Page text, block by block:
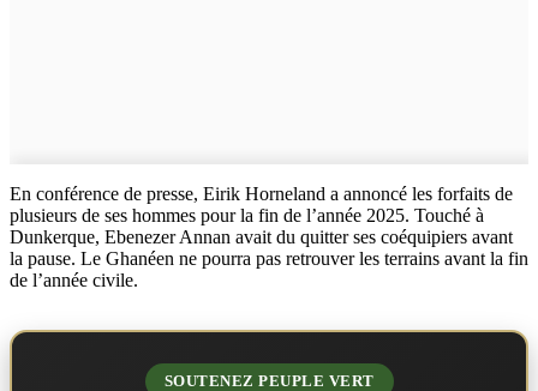
En conférence de presse, Eirik Horneland a annoncé les forfaits de
plusieurs de ses hommes pour la fin de l’année 2025. Touché à
Dunkerque, Ebenezer Annan avait du quitter ses coéquipiers avant
la pause. Le Ghanéen ne pourra pas retrouver les terrains avant la fin
de l’année civile.
SOUTENEZ PEUPLE VERT